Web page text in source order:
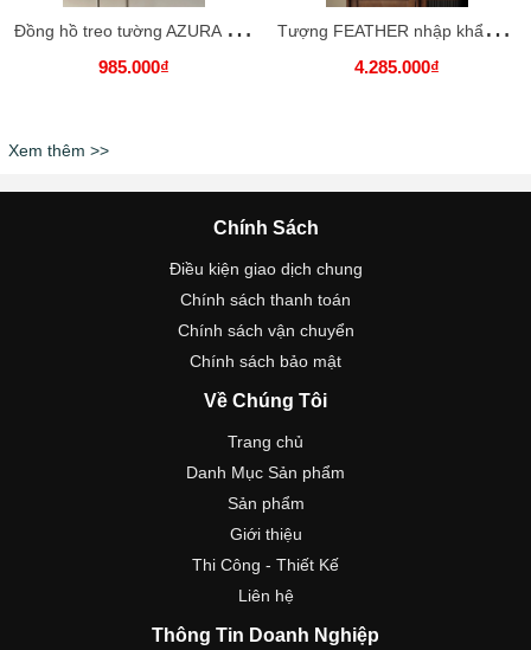
Đ
ồng hồ treo tường AZURA nhập khẩu cao cấp
985.000₫
T
ượng FEATHER nhập khẩu cao cấp - Nghệ thuật trang trí không gian
4.285.000₫
Xem thêm >>
Chính Sách
Điều kiện giao dịch chung
Chính sách thanh toán
Chính sách vận chuyển
Chính sách bảo mật
Về Chúng Tôi
Trang chủ
Danh Mục Sản phẩm
Sản phẩm
Giới thiệu
Thi Công - Thiết Kế
Liên hệ
Thông Tin Doanh Nghiệp